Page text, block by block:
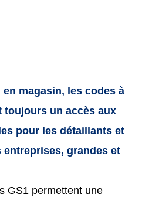
magasin, les codes à
toujours un accès aux
pour les détaillants et
entreprises, grandes et
GS1 permettent une